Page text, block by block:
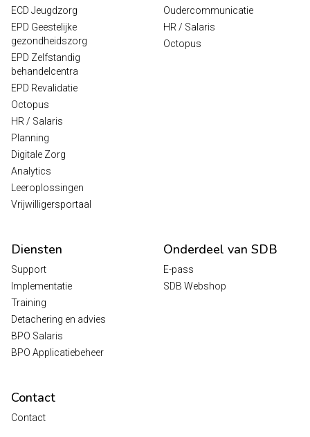
ECD Jeugdzorg
EPD Geestelijke
gezondheidszorg
EPD Zelfstandig
behandelcentra
EPD Revalidatie
Octopus
HR / Salaris
Planning
Digitale Zorg
Analytics
Leeroplossingen
Vrijwilligersportaal
Oudercommunicatie
HR / Salaris
Octopus
Diensten
Support
Implementatie
Training
Detachering en advies
BPO Salaris
BPO Applicatiebeheer
Onderdeel van SDB
E-pass
SDB Webshop
Contact
Contact